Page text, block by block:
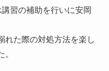
習の補助を行いに安岡
れた際の対処方法を楽し